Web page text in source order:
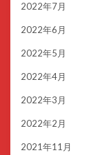
2022年7月
2022年6月
2022年5月
2022年4月
2022年3月
2022年2月
2021年11月